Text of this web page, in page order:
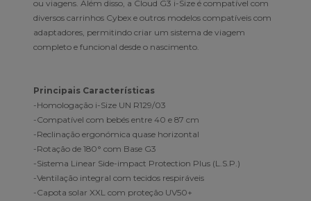
ou viagens. Além disso, a Cloud G3 i-Size é compatível com
diversos carrinhos Cybex e outros modelos compatíveis com
adaptadores, permitindo criar um sistema de viagem
completo e funcional desde o nascimento.
Principais Características
-Homologação i-Size UN R129/03
-Compatível com bebés entre 40 e 87 cm
-Reclinação ergonómica quase horizontal
-Rotação de 180° com Base G3
-Sistema Linear Side-impact Protection Plus (L.S.P.)
-Ventilação integral com tecidos respiráveis
-Capota solar XXL com proteção UV50+